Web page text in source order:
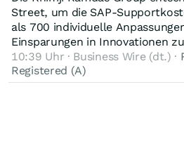
Street, um die SAP-
als 700 individuelle
Einsparungen in Innovationen
10:39 Uhr · Business Wire (dt.) ·
Registered (A)